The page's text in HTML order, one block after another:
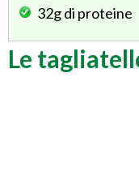
32gdi proteine
Le